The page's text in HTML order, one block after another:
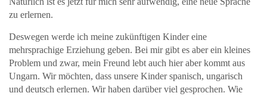
zu erlernen.
Deswegen werde ich meine zukünftigen Kinder eine
mehrsprachige Erziehung geben. Bei mir gibt es aber ein kleines
Problem und zwar, mein Freund lebt auch hier aber kommt aus
Ungarn. Wir möchten, dass unsere Kinder spanisch, ungarisch
und deutsch erlernen. Wir haben darüber viel gesprochen. Wie